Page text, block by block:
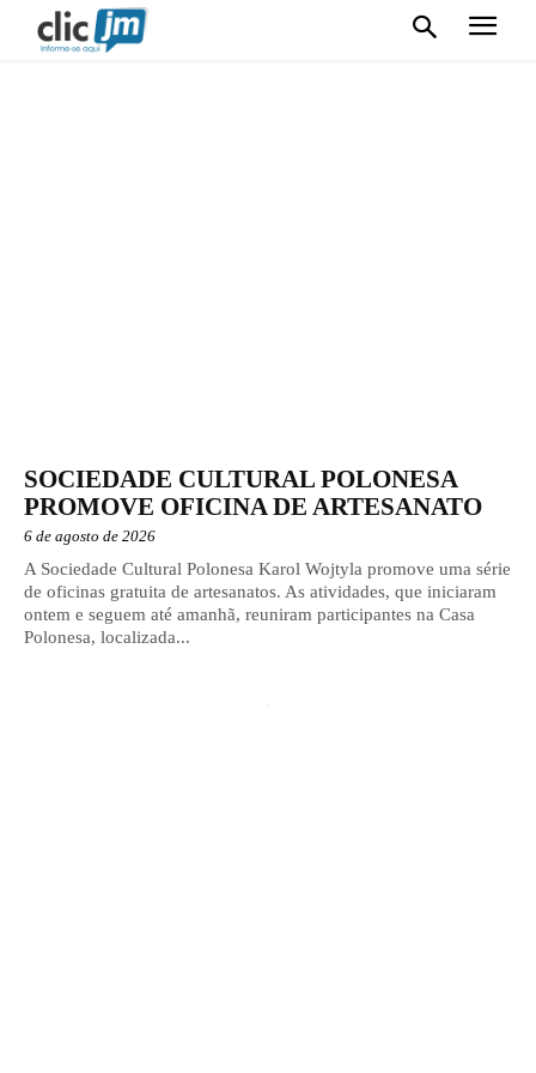
SOCIEDADE CULTURAL POLONESA
PROMOVE OFICINA DE ARTESANATO
6 de agosto de 2026
A Sociedade Cultural Polonesa Karol Wojtyla promove uma série
de oficinas gratuita de artesanatos. As atividades, que iniciaram
ontem e seguem até amanhã, reuniram participantes na Casa
Polonesa, localizada...